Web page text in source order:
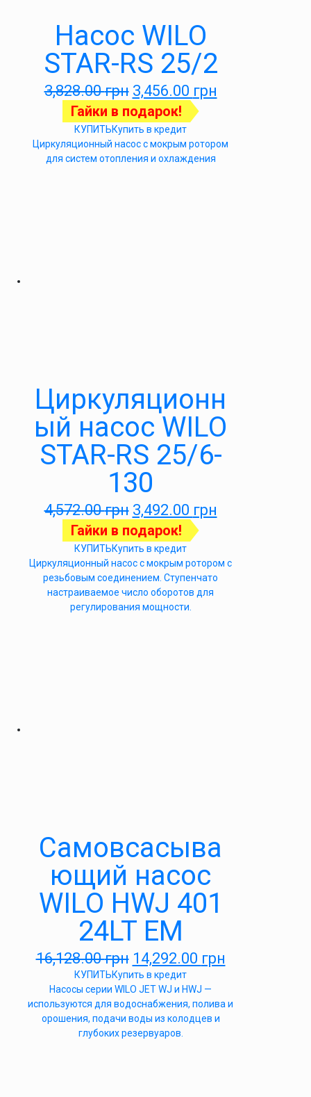
Насос WILO
STAR-RS 25/2
3,828.00грн 3,456.00 грн
Гайки в подарок!
КУПИТЬКупить в кредит
Циркуляционный насос с мокрым ротором
для систем отопления и охлаждения
Циркуляционн
ый насос WILO
STAR-RS 25/6-
130
4,572.00грн 3,492.00 грн
Гайки в подарок!
КУПИТЬКупить в кредит
Циркуляционный насос с мокрым ротором с
резьбовым соединением. Ступенчато
настраиваемое число оборотов для
регулирования мощности.
Самовсасыва
ющий насос
WILO HWJ 401
24LT EM
16,128.00грн 14,292.00 грн
КУПИТЬКупить в кредит
Насосы серии WILO JET WJ и HWJ —
используются для водоснабжения, полива и
орошения, подачи воды из колодцев и
глубоких резервуаров.